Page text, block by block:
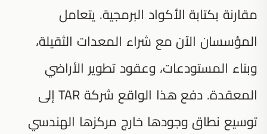
مقارنة بكتابة الأكواد البرمجية. يتعامل
المؤسسان الآن مع شراء المعدات الثقيلة،
وبناء المستودعات، وعقود تطوير الأراضي
المعقدة. دفع هذا الواقع شركة TAR إلى
توسيع نطاق وجودها خارج مركزها الهندسي